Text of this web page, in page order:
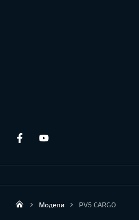
Facebook
Sirtaki OÜ
Модели PV5 CARGO